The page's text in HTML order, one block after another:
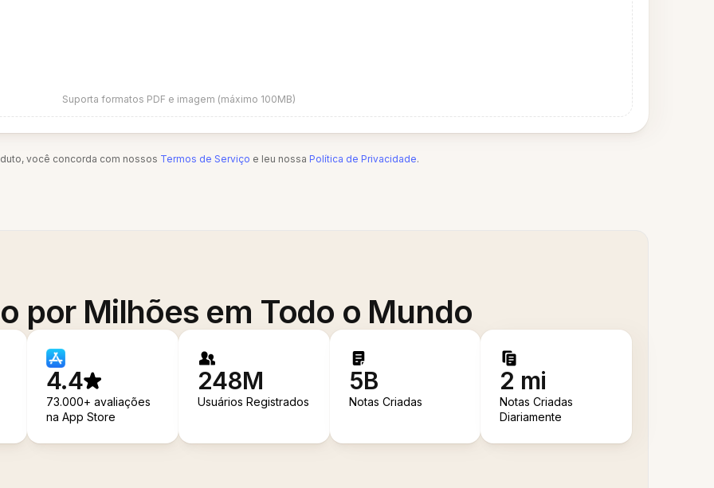
Suporta formatos PDF e imagem (máximo 100MB)
você concorda com nossos Termos de Serviço e leu nossa Política de Privacidade.
por Milhões em Todo o Mundo
4.4
73.000+ avaliações
na App Store
248M
Usuários Registrados
5B
Notas Criadas
2 mi
Notas Criadas
Diariamente